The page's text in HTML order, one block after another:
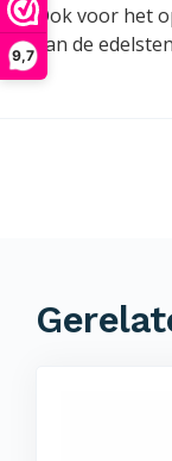
9,7
Ook voor het
van de